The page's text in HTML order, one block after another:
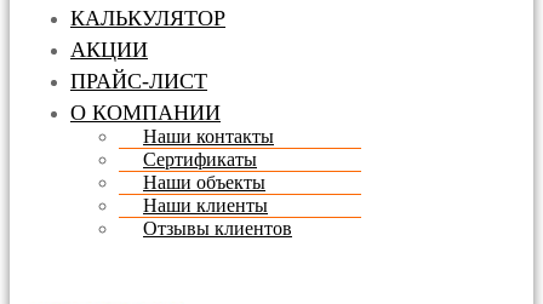
КАЛЬКУЛЯТОР
АКЦИИ
ПРАЙС-ЛИСТ
О КОМПАНИИ
Наши контакты
Сертификаты
Наши объекты
Наши клиенты
Отзывы клиентов